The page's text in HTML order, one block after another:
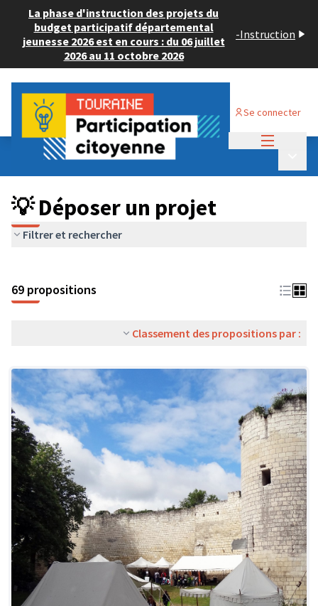
La phase d'instruction des projets du
budget participatif départemental
jeunesse 2026 est en cours : du 06 juillet
2026 au 11 octobre 2026
-Instruction
Se connecter
Budget Participatif ADULTE 2024
💡 Déposer un projet
💡 Déposer un projet
Filtrer et rechercher
69 propositions
Classement des propositions par :